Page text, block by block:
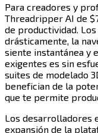
Para creadores y
Threadripper AI de
de productividad.
drásticamente, la
siente instantánea y
exigentes es sin
suites de modelado
benefician de la
que te permite producir más en menos tiempo.​​​​‌
Los desarrolladores
expansión de la